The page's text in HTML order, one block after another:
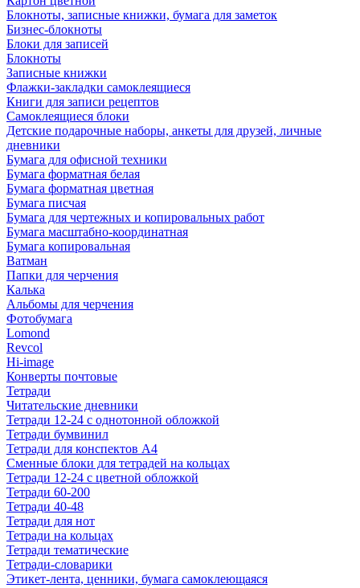
Блокноты, записные книжки, бумага для заметок
Бизнес-блокноты
Блоки для записей
Блокноты
Записные книжки
Флажки-закладки самоклеящиеся
Книги для записи рецептов
Самоклеящиеся блоки
Детские подарочные наборы, анкеты для друзей, личные
дневники
Бумага для офисной техники
Бумага форматная белая
Бумага форматная цветная
Бумага писчая
Бумага для чертежных и копировальных работ
Бумага масштабно-координатная
Бумага копировальная
Ватман
Папки для черчения
Калька
Альбомы для черчения
Фотобумага
Lomond
Revcol
Hi-image
Конверты почтовые
Тетради
Читательские дневники
Тетради 12-24 с однотонной обложкой
Тетради бумвинил
Тетради для конспектов А4
Сменные блоки для тетрадей на кольцах
Тетради 12-24 с цветной обложкой
Тетради 60-200
Тетради 40-48
Тетради для нот
Тетради на кольцах
Тетради тематические
Тетради-словарики
Этикет-лента, ценники, бумага самоклеющаяся